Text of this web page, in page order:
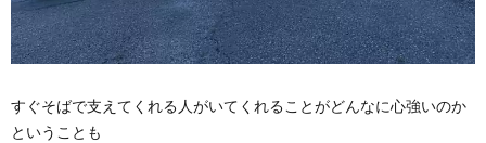
すぐそばで支えてくれる人がいてくれることがどんなに心強いのか
ということも